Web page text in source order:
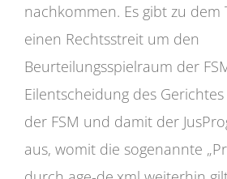
nachkommen. Es gibt zu dem
einen Rechtsstreit um den
Beurteilungsspielraum der
Eilentscheidung des
der FSM und damit der
aus, womit die sogenannte